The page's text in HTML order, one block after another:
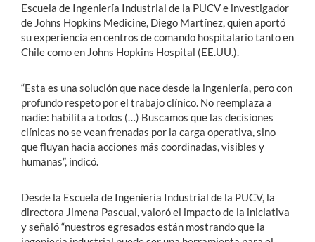
Escuela de Ingeniería Industrial de la PUCV e investigador
de Johns Hopkins Medicine, Diego Martínez, quien aportó
su experiencia en centros de comando hospitalario tanto en
Chile como en Johns Hopkins Hospital (EE.UU.).
“Esta es una solución que nace desde la ingeniería, pero con
profundo respeto por el trabajo clínico. No reemplaza a
nadie: habilita a todos (…) Buscamos que las decisiones
clínicas no se vean frenadas por la carga operativa, sino
que fluyan hacia acciones más coordinadas, visibles y
humanas”, indicó.
Desde la Escuela de Ingeniería Industrial de la PUCV, la
directora Jimena Pascual, valoró el impacto de la iniciativa
y señaló “nuestros egresados están mostrando que la